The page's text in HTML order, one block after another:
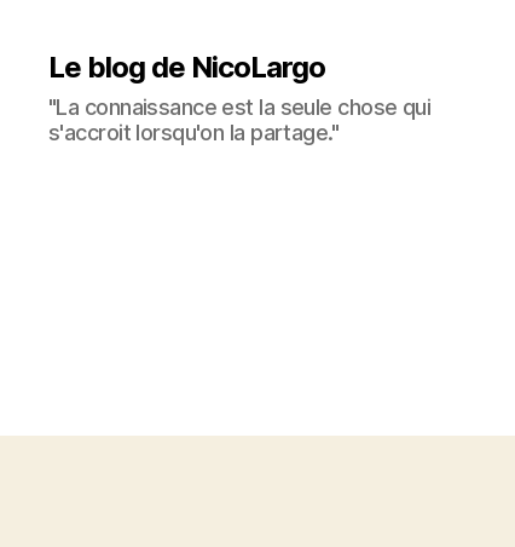
Le blog de NicoLargo
"La connaissance est la seule chose qui
s'accroit lorsqu'on la partage."